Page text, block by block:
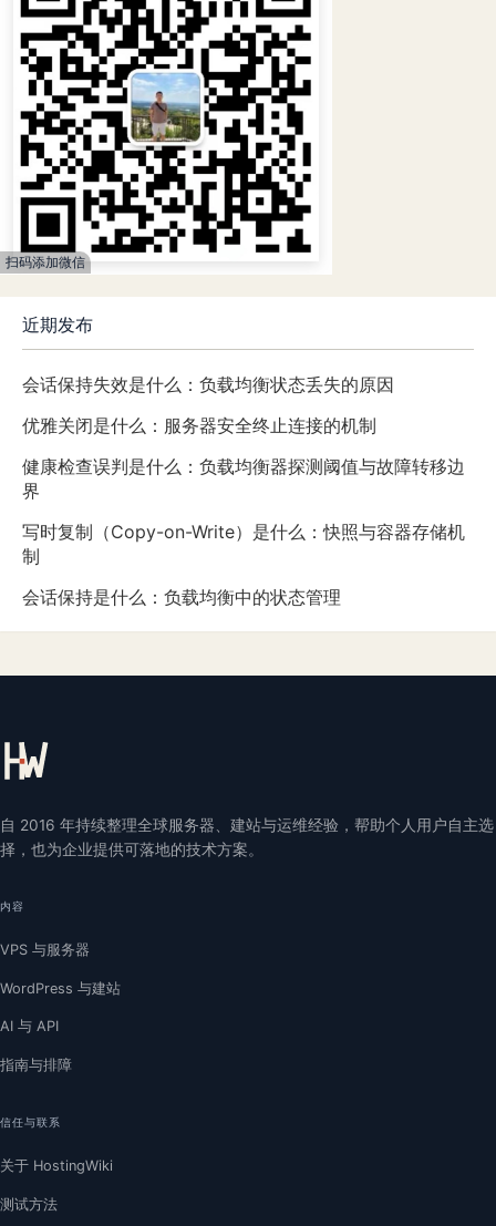
扫码添加微信
近期发布
会话保持失效是什么：负载均衡状态丢失的原因
优雅关闭是什么：服务器安全终止连接的机制
健康检查误判是什么：负载均衡器探测阈值与故障转移边
界
写时复制（Copy-on-Write）是什么：快照与容器存储机
制
会话保持是什么：负载均衡中的状态管理
自 2016 年持续整理全球服务器、建站与运维经验，帮助个人用户自主选
择，也为企业提供可落地的技术方案。
内容
VPS 与服务器
WordPress 与建站
AI 与 API
指南与排障
信任与联系
关于 HostingWiki
测试方法